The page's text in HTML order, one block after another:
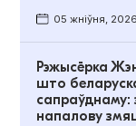
05 жніўня, 2026
Рэжысёрка
што
напалову